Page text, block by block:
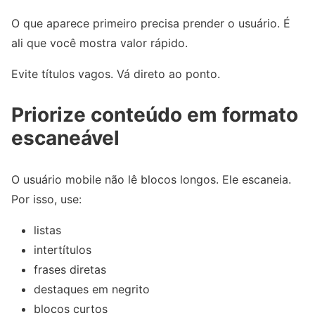
O que aparece primeiro precisa prender o usuário. É
ali que você mostra valor rápido.
Evite títulos vagos. Vá direto ao ponto.
Priorize conteúdo em formato
escaneável
O usuário mobile não lê blocos longos. Ele escaneia.
Por isso, use:
listas
intertítulos
frases diretas
destaques em negrito
blocos curtos